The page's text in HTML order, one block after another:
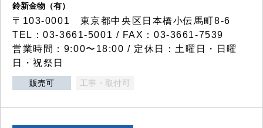
鈴新金物（有）
〒103-0001 東京都中央区日本橋小伝馬町8-6
TEL：03-3661-5001 / FAX：03-3661-7539
営業時間：9:00〜18:00 / 定休日：土曜日・日曜
日・祝祭日
販売可 工事・取付可